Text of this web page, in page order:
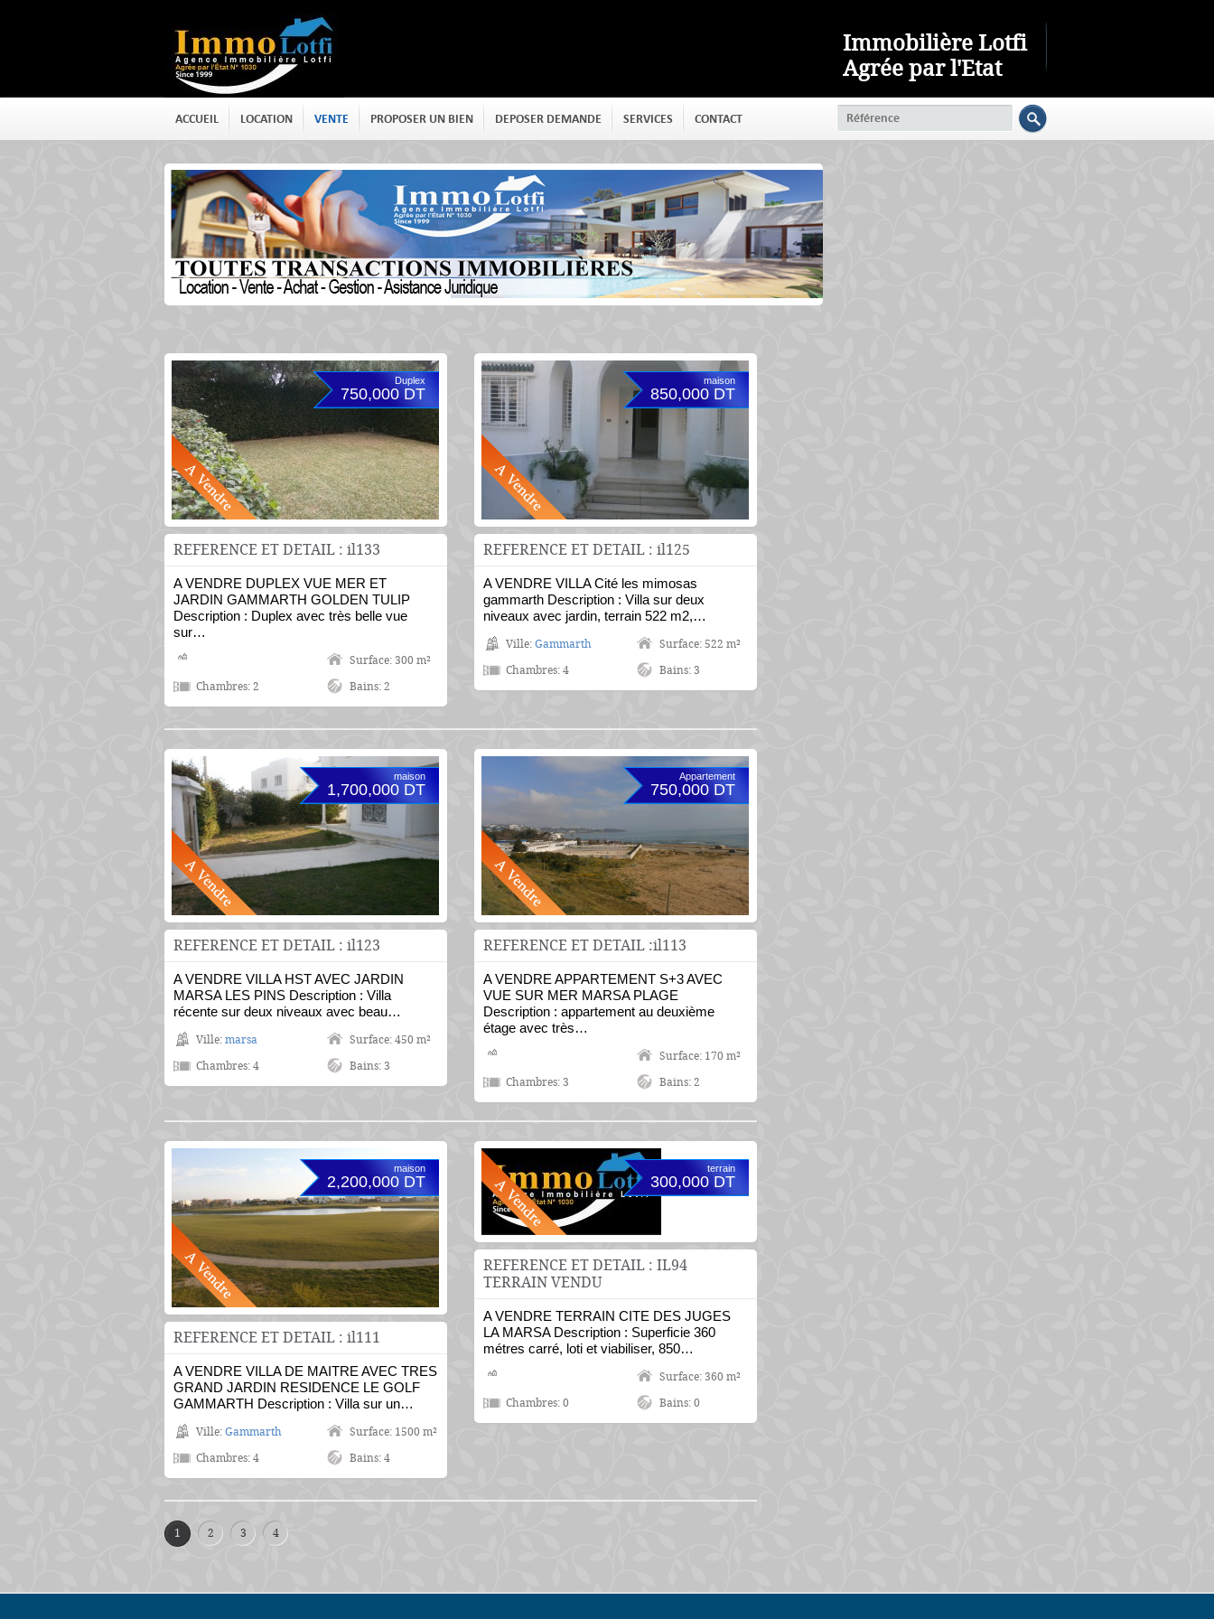
Immobilière Lotfi
Agrée par l'Etat
ACCUEIL LOCATION VENTE PROPOSER UN BIEN DEPOSER DEMANDE SERVICES CONTACT
VENTE
Duplex
750,000 DT
REFERENCE ET DETAIL : il133
A VENDRE DUPLEX VUE MER ET
JARDIN GAMMARTH GOLDEN TULIP
Description : Duplex avec très belle vue
sur…
Surface: 300 m²
Chambres: 2 Bains: 2
maison
850,000 DT
REFERENCE ET DETAIL : il125
A VENDRE VILLA Cité les mimosas
gammarth Description : Villa sur deux
niveaux avec jardin, terrain 522 m2,…
Ville: Gammarth Surface: 522 m²
Chambres: 4 Bains: 3
maison
1,700,000 DT
REFERENCE ET DETAIL : il123
A VENDRE VILLA HST AVEC JARDIN
MARSA LES PINS Description : Villa
récente sur deux niveaux avec beau…
Ville: marsa Surface: 450 m²
Chambres: 4 Bains: 3
Appartement
750,000 DT
REFERENCE ET DETAIL :il113
A VENDRE APPARTEMENT S+3 AVEC
VUE SUR MER MARSA PLAGE
Description : appartement au deuxième
étage avec très…
Surface: 170 m²
Chambres: 3 Bains: 2
maison
2,200,000 DT
REFERENCE ET DETAIL : il111
A VENDRE VILLA DE MAITRE AVEC TRES
GRAND JARDIN RESIDENCE LE GOLF
GAMMARTH Description : Villa sur un…
Ville: Gammarth Surface: 1500 m²
Chambres: 4 Bains: 4
terrain
300,000 DT
REFERENCE ET DETAIL : IL94
TERRAIN VENDU
A VENDRE TERRAIN CITE DES JUGES
LA MARSA Description : Superficie 360
métres carré, loti et viabiliser, 850…
Surface: 360 m²
Chambres: 0 Bains: 0
1 2 3 4